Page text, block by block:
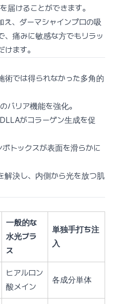
届けることができます。
え、ダーマシャインプロの吸
、痛みに敏感な方でもリラッ
ます。
術では得られなかった多角的
バリア機能を強化。
がコラーゲン生成を促
ボトックスが表面を滑らかに
解決し、内側から光を放つ肌
一般的な
水光プラ
ス
単独手打ち注
入
ヒアルロン
酸メイン
各成分単体